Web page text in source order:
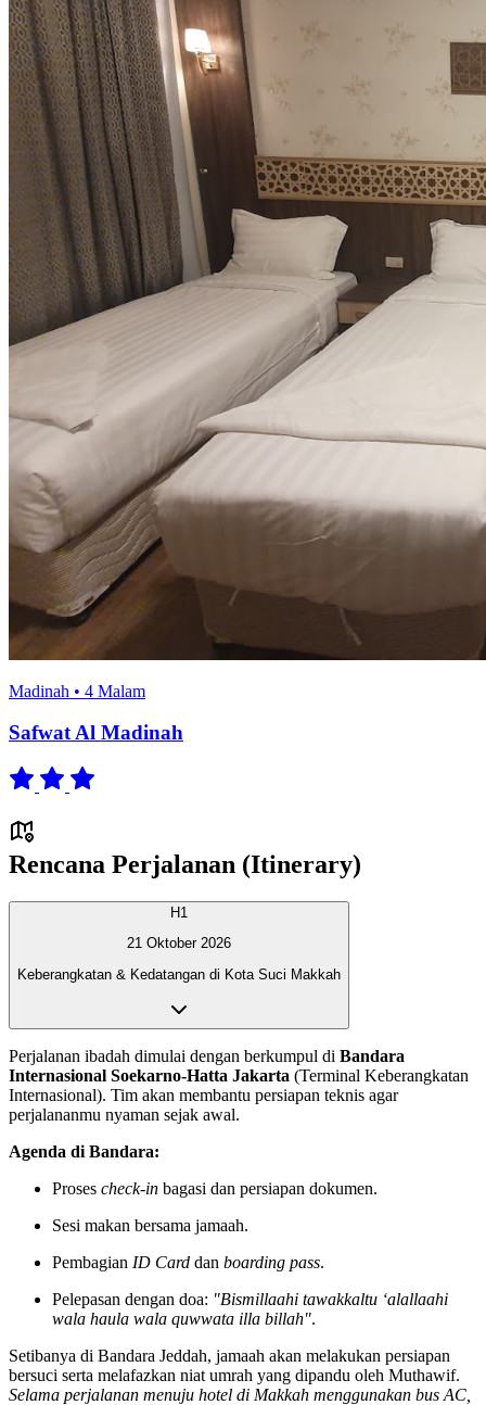
Madinah • 4 Malam
Safwat Al Madinah
Rencana Perjalanan (Itinerary)
H1
21 Oktober 2026
Keberangkatan & Kedatangan di Kota Suci Makkah
Perjalanan ibadah dimulai dengan berkumpul di Bandara
Internasional Soekarno-Hatta Jakarta (Terminal Keberangkatan
Internasional). Tim akan membantu persiapan teknis agar
perjalananmu nyaman sejak awal.
Agenda di Bandara:
Proses check-in bagasi dan persiapan dokumen.
Sesi makan bersama jamaah.
Pembagian ID Card dan boarding pass.
Pelepasan dengan doa: "Bismillaahi tawakkaltu ‘alallaahi
wala haula wala quwwata illa billah".
Setibanya di Bandara Jeddah, jamaah akan melakukan persiapan
bersuci serta melafazkan niat umrah yang dipandu oleh Muthawif.
Selama perjalanan menuju hotel di Makkah menggunakan bus AC,